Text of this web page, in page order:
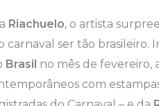
Riachuelo, o artista
ser tão brasileiro.
Brasil no mês de fevereiro,
com